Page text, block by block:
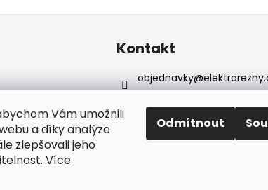
Vám umožnili
a díky analýze
zlepšovali jeho
Více
Odmítnout
Kontakt
objednavky@
602 155 983
https://
reznyelektro